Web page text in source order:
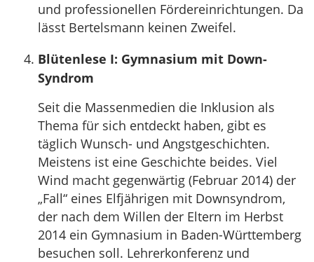
und professionellen Fördereinrichtungen. Da
lässt Bertelsmann keinen Zweifel.
Blütenlese I: Gymnasium mit Down-
Syndrom
Seit die Massenmedien die Inklusion als
Thema für sich entdeckt haben, gibt es
täglich Wunsch- und Angstgeschichten.
Meistens ist eine Geschichte beides. Viel
Wind macht gegenwärtig (Februar 2014) der
„Fall“ eines Elfjährigen mit Downsyndrom,
der nach dem Willen der Eltern im Herbst
2014 ein Gymnasium in Baden-Württemberg
besuchen soll. Lehrerkonferenz und